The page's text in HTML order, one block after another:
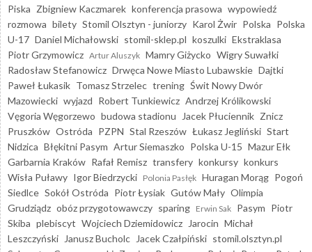
Piska Zbigniew Kaczmarek konferencja prasowa wypowiedź
rozmowa bilety Stomil Olsztyn - juniorzy Karol Żwir Polska Polska
U-17 Daniel Michałowski stomil-sklep.pl koszulki Ekstraklasa
Piotr Grzymowicz Artur Aluszyk Mamry Giżycko Wigry Suwałki
Radosław Stefanowicz Drwęca Nowe Miasto Lubawskie Dajtki
Paweł Łukasik Tomasz Strzelec trening Świt Nowy Dwór
Mazowiecki wyjazd Robert Tunkiewicz Andrzej Królikowski
Vęgoria Węgorzewo budowa stadionu Jacek Płuciennik Znicz
Pruszków Ostróda PZPN Stal Rzeszów Łukasz Jegliński Start
Nidzica Błękitni Pasym Artur Siemaszko Polska U-15 Mazur Ełk
Garbarnia Kraków Rafał Remisz transfery konkursy konkurs
Wisła Puławy Igor Biedrzycki Polonia Pasłęk Huragan Morąg Pogoń
Siedlce Sokół Ostróda Piotr Łysiak Gutów Mały Olimpia
Grudziądz obóz przygotowawczy sparing Erwin Sak Pasym Piotr
Skiba plebiscyt Wojciech Dziemidowicz Jarocin Michał
Leszczyński
Janusz Bucholc Jacek Czałpiński stomil.olsztyn.pl